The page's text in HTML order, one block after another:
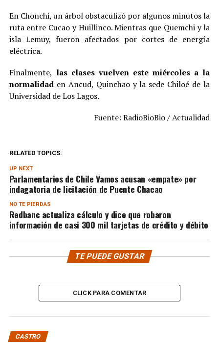
En Chonchi, un árbol obstaculizó por algunos minutos la
ruta entre Cucao y Huillinco. Mientras que Quemchi y la
isla Lemuy, fueron afectados por cortes de energía
eléctrica.
Finalmente, las clases vuelven este miércoles a la
normalidaden Ancud, Quinchao y la sede Chiloé de la
Universidad de Los Lagos.
Fuente: RadioBioBio / Actualidad
RELATED TOPICS:
UP NEXT
Parlamentarios de Chile Vamos acusan «empate» por
indagatoria de licitación de Puente Chacao
NO TE PIERDAS
Redbanc actualiza cálculo y dice que robaron
información de casi 300 mil tarjetas de crédito y débito
TE PUEDE GUSTAR
CLICK PARA COMENTAR
CASTRO